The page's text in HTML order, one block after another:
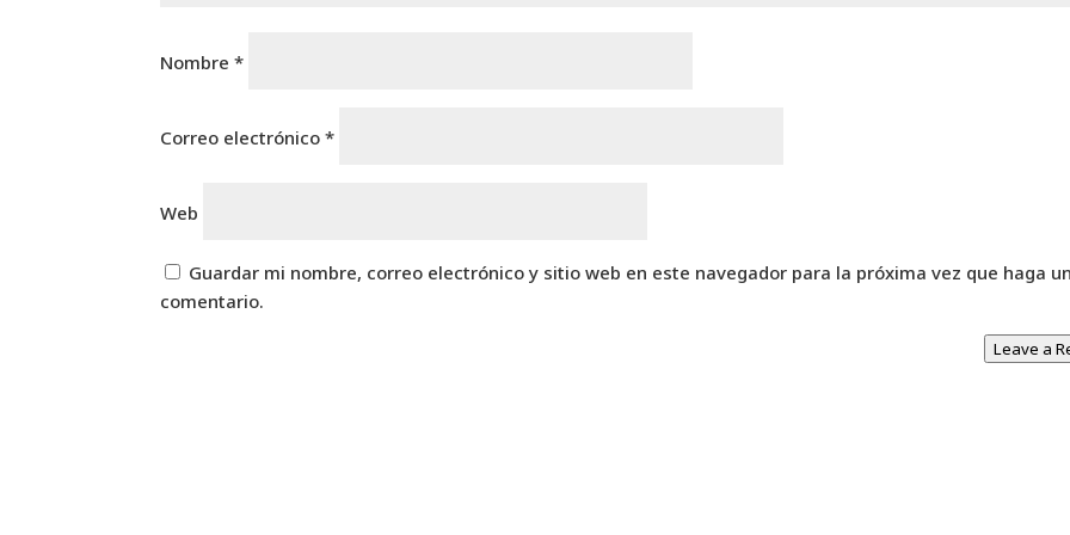
Nombre*
Correo electrónico*
Web
Guardar mi nombre, correo electrónico y sitio web en este navegador para la próxima vez que haga un
comentario.
Leave a